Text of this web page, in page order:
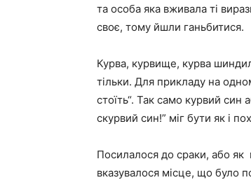
та особа яка вживала ті
своє, тому йшли ганьбитися.
Курва, курвище, курва
тільки. Для прикладу на
стоїть“. Так само курвий
скурвий син!” міг бути як і
Посилалося до сраки, або як
вказувалося місце, що було